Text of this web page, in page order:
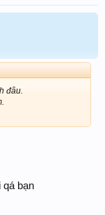
đâu.
qá bạn